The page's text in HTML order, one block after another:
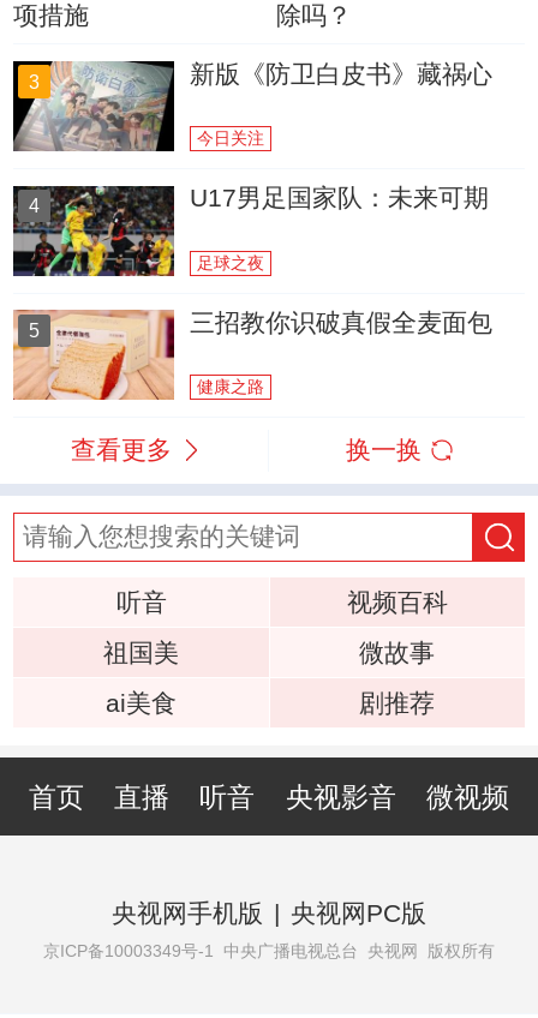
项措施
除吗？
3 新版《防卫白皮书》藏祸心
今日关注
4 U17男足国家队：未来可期
足球之夜
5 三招教你识破真假全麦面包
健康之路
查看更多 换一换
听音
视频百科
祖国美
微故事
ai美食
剧推荐
首页 直播 听音 央视影音 微视频
央视网手机版 | 央视网PC版
京ICP备10003349号-1 中央广播电视总台 央视网 版权所有